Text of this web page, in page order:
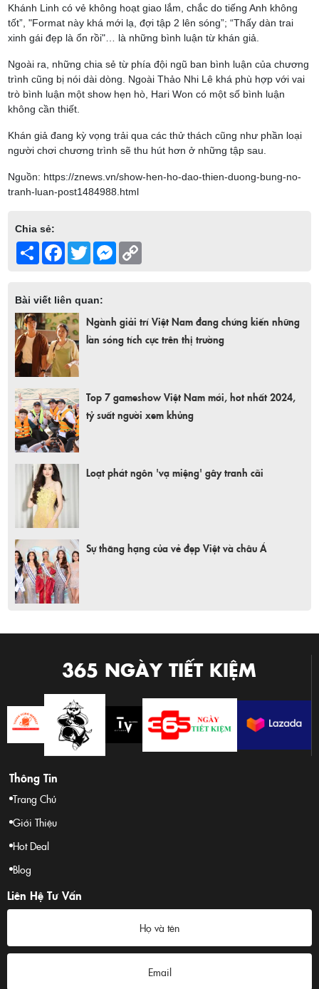
Khánh Linh có vẻ không hoạt giao lắm, chắc do tiếng Anh không
tốt”, "Format này khá mới lạ, đợi tập 2 lên sóng”; “Thấy dàn trai
xinh gái đẹp là ổn rồi"… là những bình luận từ khán giả.
Ngoài ra, những chia sẻ từ phía đội ngũ ban bình luận của chương
trình cũng bị nói dài dòng. Ngoài Thảo Nhi Lê khá phù hợp với vai
trò bình luận một show hẹn hò, Hari Won có một số bình luận
không cần thiết.
Khán giả đang kỳ vọng trải qua các thử thách cũng như phần loại
người chơi chương trình sẽ thu hút hơn ở những tập sau.
Nguồn: https://znews.vn/show-hen-ho-dao-thien-duong-bung-no-
tranh-luan-post1484988.html
Chia sẻ:
Share Facebook
TwitterMessenger
Bài viết liên quan:
Ngành giải trí Việt Nam đang chứng kiến những
làn sóng tích cực trên thị trường
Top 7 gameshow Việt Nam mới, hot nhất 2024,
tỷ suất người xem khủng
Loạt phát ngôn 'vạ miệng' gây tranh cãi
Sự thăng hạng của vẻ đẹp Việt và châu Á
365 NGÀY TIẾT KIỆM
Thông Tin
Trang Chủ
Giới Thiệu
Hot Deal
Blog
Liên Hệ Tư Vấn